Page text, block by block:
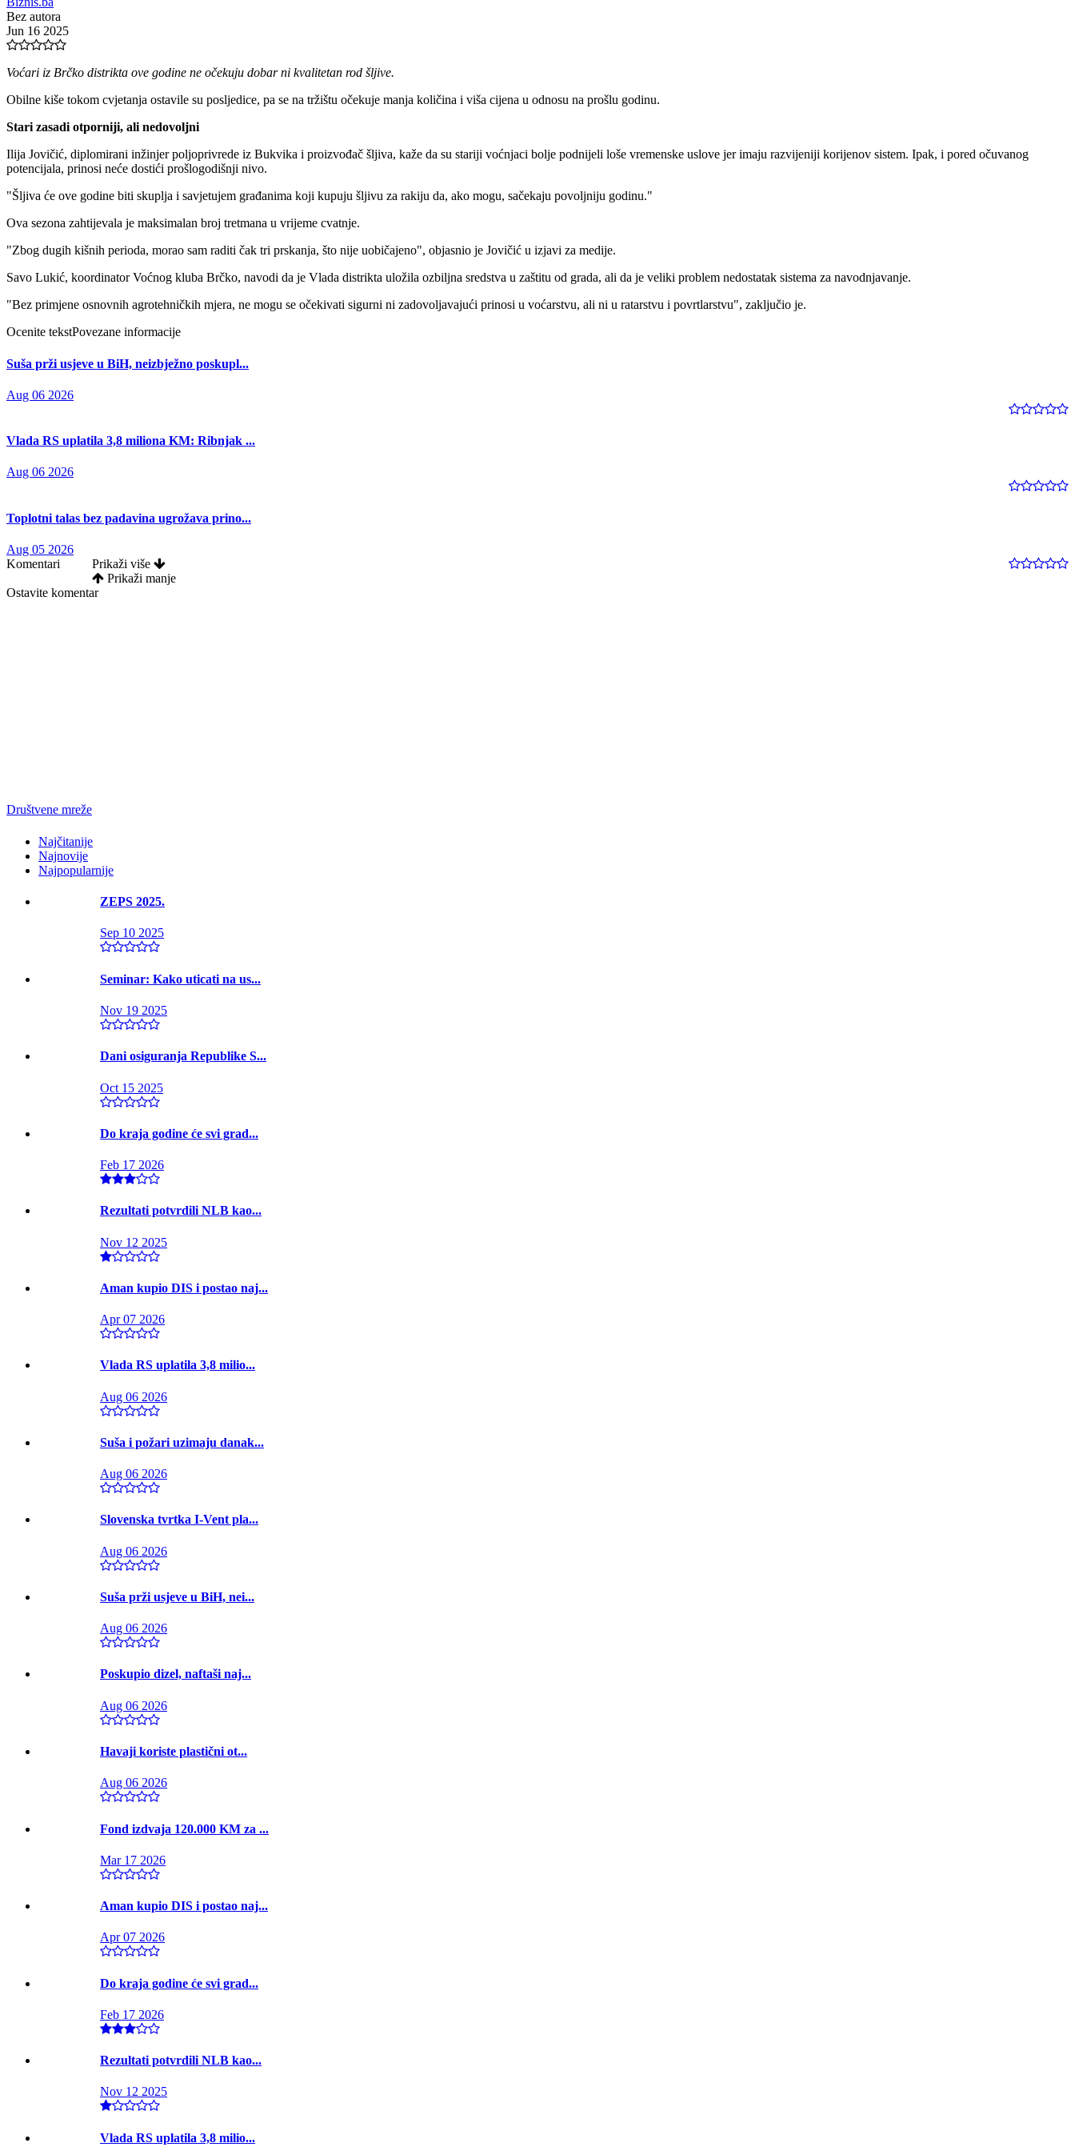
Bez autora
Jun 16 2025
Voćari iz Brčko distrikta ove godine ne očekuju dobar ni kvalitetan rod šljive.
Obilne kiše tokom cvjetanja ostavile su posljedice, pa se na tržištu očekuje manja količina i viša cijena u odnosu na prošlu godinu.
Stari zasadi otporniji, ali nedovoljni
Ilija Jovičić, diplomirani inžinjer poljoprivrede iz Bukvika i proizvođač šljiva, kaže da su stariji voćnjaci bolje podnijeli loše vremenske uslove jer imaju razvijeniji korijenov sistem. Ipak, i pored očuvanog
potencijala, prinosi neće dostići prošlogodišnji nivo.
"Šljiva će ove godine biti skuplja i savjetujem građanima koji kupuju šljivu za rakiju da, ako mogu, sačekaju povoljniju godinu."
Ova sezona zahtijevala je maksimalan broj tretmana u vrijeme cvatnje.
"Zbog dugih kišnih perioda, morao sam raditi čak tri prskanja, što nije uobičajeno", objasnio je Jovičić u izjavi za medije.
Savo Lukić, koordinator Voćnog kluba Brčko, navodi da je Vlada distrikta uložila ozbiljna sredstva u zaštitu od grada, ali da je veliki problem nedostatak sistema za navodnjavanje.
"Bez primjene osnovnih agrotehničkih mjera, ne mogu se očekivati sigurni ni zadovoljavajući prinosi u voćarstvu, ali ni u ratarstvu i povrtlarstvu", zaključio je.
Ocenite tekstPovezane informacije
Suša prži usjeve u BiH, neizbježno poskupl...
Aug 06 2026
Vlada RS uplatila 3,8 miliona KM: Ribnjak ...
Aug 06 2026
Toplotni talas bez padavina ugrožava prino...
Aug 05 2026
Komentari
Prikaži više
Prikaži manje
Ostavite komentar
Društvene mreže
Najčitanije
Najnovije
Najpopularnije
ZEPS 2025.
Sep 10 2025
Seminar: Kako uticati na us...
Nov 19 2025
Dani osiguranja Republike S...
Oct 15 2025
Do kraja godine će svi grad...
Feb 17 2026
Rezultati potvrdili NLB kao...
Nov 12 2025
Aman kupio DIS i postao naj...
Apr 07 2026
Vlada RS uplatila 3,8 milio...
Aug 06 2026
Suša i požari uzimaju danak...
Aug 06 2026
Slovenska tvrtka I-Vent pla...
Aug 06 2026
Suša prži usjeve u BiH, nei...
Aug 06 2026
Poskupio dizel, naftaši naj...
Aug 06 2026
Havaji koriste plastični ot...
Aug 06 2026
Fond izdvaja 120.000 KM za ...
Mar 17 2026
Aman kupio DIS i postao naj...
Apr 07 2026
Do kraja godine će svi grad...
Feb 17 2026
Rezultati potvrdili NLB kao...
Nov 12 2025
Vlada RS uplatila 3,8 milio...